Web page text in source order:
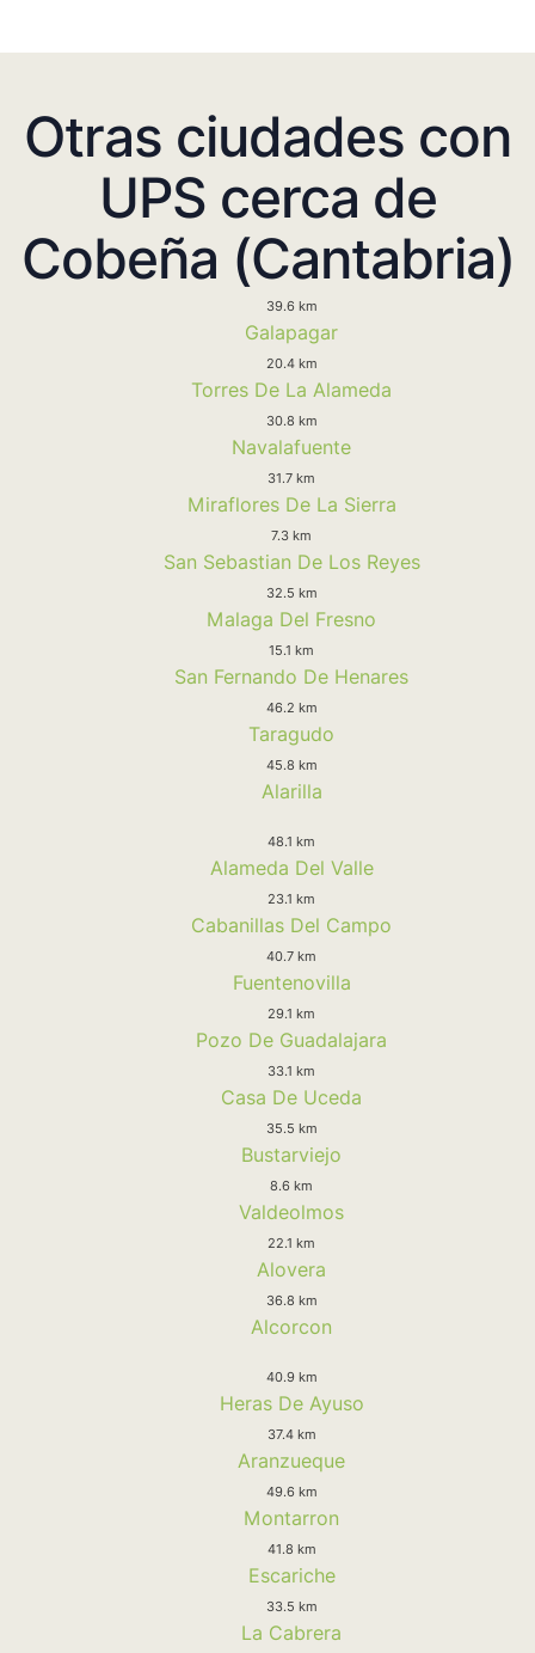
Otras ciudades con
UPS cerca de
Cobeña (Cantabria)
39.6 km
Galapagar
20.4 km
Torres De La Alameda
30.8 km
Navalafuente
31.7 km
Miraflores De La Sierra
7.3 km
San Sebastian De Los Reyes
32.5 km
Malaga Del Fresno
15.1 km
San Fernando De Henares
46.2 km
Taragudo
45.8 km
Alarilla
48.1 km
Alameda Del Valle
23.1 km
Cabanillas Del Campo
40.7 km
Fuentenovilla
29.1 km
Pozo De Guadalajara
33.1 km
Casa De Uceda
35.5 km
Bustarviejo
8.6 km
Valdeolmos
22.1 km
Alovera
36.8 km
Alcorcon
40.9 km
Heras De Ayuso
37.4 km
Aranzueque
49.6 km
Montarron
41.8 km
Escariche
33.5 km
La Cabrera